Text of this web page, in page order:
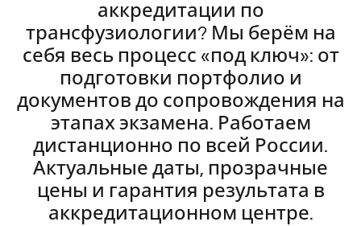
аккредитации по
трансфузиологии? Мы берём на
себя весь процесс «под ключ»: от
подготовки портфолио и
документов до сопровождения на
этапах экзамена. Работаем
дистанционно по всей России.
Актуальные даты, прозрачные
цены и гарантия результата в
аккредитационном центре.